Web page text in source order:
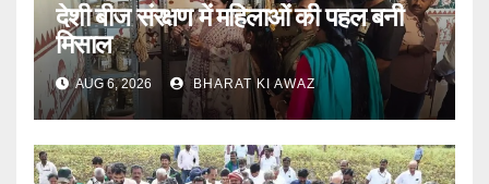
देशी बीज संरक्षण में महिलाओं की पहल बनी
मिसाल
AUG 6, 2026 BHARAT KI AWAZ